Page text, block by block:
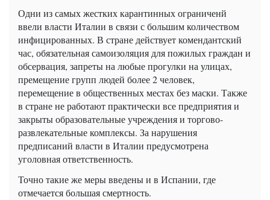
Одни из самых жестких карантинных ограниченй
ввели власти Италии в связи с большим количеством
инфицированных. В стране действует комендантский
час, обязательная самоизоляция для пожилых граждан и
обсервация, запреты на любые прогулки на улицах,
премещение групп людей более 2 человек,
перемещение в общественных местах без маски. Также
в стране не работают практически все предприятия и
закрыты образовательные учреждения и торгово-
развлекательные комплексы. За нарушения
предписаний власти в Италии предусмотрена
уголовная ответственность.
Точно такие же меры введены и в Испании, где
отмечается большая смертность.